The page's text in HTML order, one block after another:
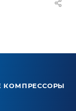
КОМПРЕССОРЫ